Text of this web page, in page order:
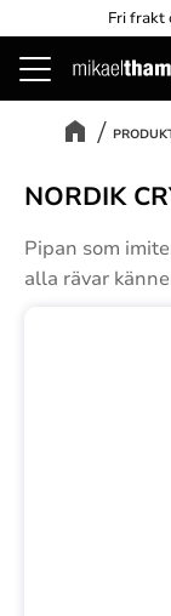
Meny
Fri frakt
NORDIK
Pipan som
alla rävar